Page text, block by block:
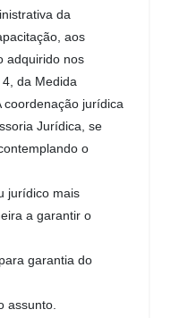
da
aos
adquirido nos
da Medida
coordenação jurídica
Jurídica, se
o
jurídico mais
a garantir o
garantia do
assunto.